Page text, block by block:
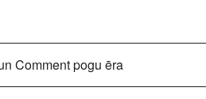
Comment pogu ēra